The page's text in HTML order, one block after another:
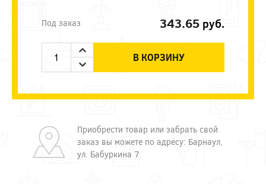
Под заказ 343.65 руб.
В КОРЗИНУ
Приобрести товар или забрать свой
заказ вы можете по адресу: Барнаул,
ул. Бабуркина 7